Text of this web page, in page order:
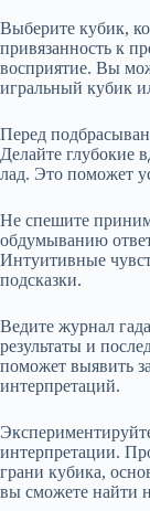
Выберите кубик,
привязанность к
восприятие. Вы
игральный кубик
Перед
Делайте глубокие
лад. Это поможет
Не спешите
обдумыванию
Интуитивные
подсказки.
Ведите журнал
результаты и
поможет выявить
интерпретаций.
интерпретации.
грани кубика,
вы сможете найти